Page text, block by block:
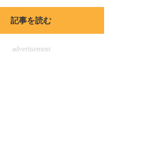
記事を読む
advertisement